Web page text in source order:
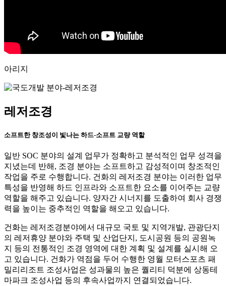
아리지
레저조경
소프트한 창조성이 빛나는 하드-소프트 교량 역할
일반 SOC 분야의 설계 업무가 정확하고 분석적인 업무 성격을
지녔는데 반해, 조경 분야는 소프트하고 감성적이며 창조적인
작업을 주로 수행합니다. 건화의 레저조경 분야는 이러한 업무
특성을 반영해 하드 인프라와 소프트한 요소를 이어주는 교량
역할을 해주고 있습니다. 양자간 시너지를 도출하여 회사 경쟁
력을 높이는 중추적인 역할을 해오고 있습니다.
건화는 레저조경분야에서 대규모 국토 및 지역개발, 관광단지
의 레저휴양 분야와 주택 및 산업단지, 도시공원 등의 공원녹
지 등의 전통적인 조경 영역에 대한 계획 및 설계를 실시해 오
고 있습니다. 건화가 역점을 두어 수행한 영월 모터스포츠 패
밀리리조트 조성사업은 성과물의 높은 퀄리티 덕분에 상동테
마파크 조성사업 등의 후속사업까지 연결되었습니다.